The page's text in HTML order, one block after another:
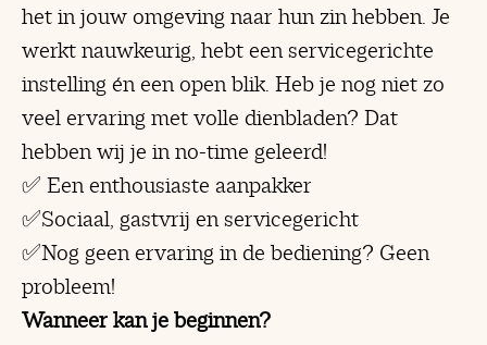
het in jouw omgeving naar hun zin hebben. Je
werkt nauwkeurig, hebt een servicegerichte
instelling én een open blik. Heb je nog niet zo
veel ervaring met volle dienbladen? Dat
hebben wij je in no-time geleerd!
✅ Een enthousiaste aanpakker
✅Sociaal, gastvrij en servicegericht
✅Nog geen ervaring in de bediening? Geen
probleem!
Wanneer kan je beginnen?